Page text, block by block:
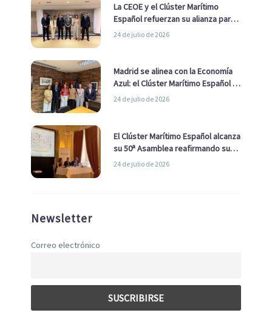
La CEOE y el Clúster Marítimo
Español refuerzan su alianza para
impulsar una estrategia Nacional
24 de julio de 2026
Madrid se alinea con la Economía
Azul: el Clúster Marítimo Español y
la Real Liga Naval avanzan alianzas
24 de julio de 2026
El Clúster Marítimo Español alcanza
su 50ª Asamblea reafirmando su
liderazgo en la Economía Azul
24 de julio de 2026
Newsletter
Correo electrónico